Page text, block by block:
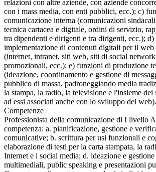
relazioni con altre aziende, con aziende
con i mass media, con enti pubblici, ecc.); c)
comunicazione interna (comunicazioni
tecnica cartacea e digitale, ordini di servizio,
tra dipendenti e dirigenti e tra dirigenti, ecc.);
implementazione di contenuti digitali per il web
(internet, intranet, siti web, siti di social
promozionali, ecc.); e) funzioni di produzione
(ideazione, coordinamento e gestione di
pubblico di massa, padroneggiando media
la stampa, la radio, la televisione e l'insieme
ad essi associati anche con lo sviluppo del web).
Competenze
Professionista della comunicazione di I livello
competenza: a. pianificazione, gestione e
comunicative; b. scrittura per usi funzionali e
elaborazione di testi per la carta stampata, la
Internet e i social media; d. ideazione e
multimediali, public speaking e presentazioni